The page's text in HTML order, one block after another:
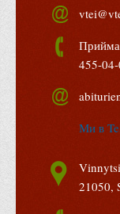
Освітня
Освітня
Освітня
(переклад
Освітня
Освітня